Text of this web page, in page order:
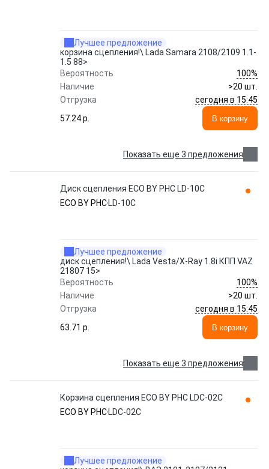
Лучшее предложение
корзина сцепления!\ Lada Samara 2108/2109 1.1-
1.5 88>
Вероятность
100%
Наличие
>20 шт.
Отгрузка
сегодня в 15:45
57.24 p.
В корзину
Показать еще 3 предложения
Диск сцепления ECO BY PHC LD-10C
ECO BY PHC LD-10C
Лучшее предложение
диск сцепления!\ Lada Vesta/X-Ray 1.8i КПП VAZ
21807 15>
Вероятность
100%
Наличие
>20 шт.
Отгрузка
сегодня в 15:45
63.71 p.
В корзину
Показать еще 3 предложения
Корзина сцепления ECO BY PHC LDC-02C
ECO BY PHC LDC-02C
Лучшее предложение